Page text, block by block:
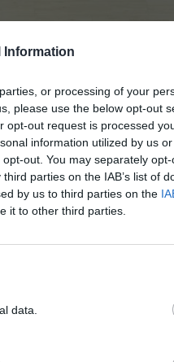
Information
or processing of your
please use the below opt-out
opt-out request is processed
information utilized by us
out. You may separately
parties on the IAB’s list of
by us to third parties on the
it to other third parties.
data.
de 2021
las alianzas más